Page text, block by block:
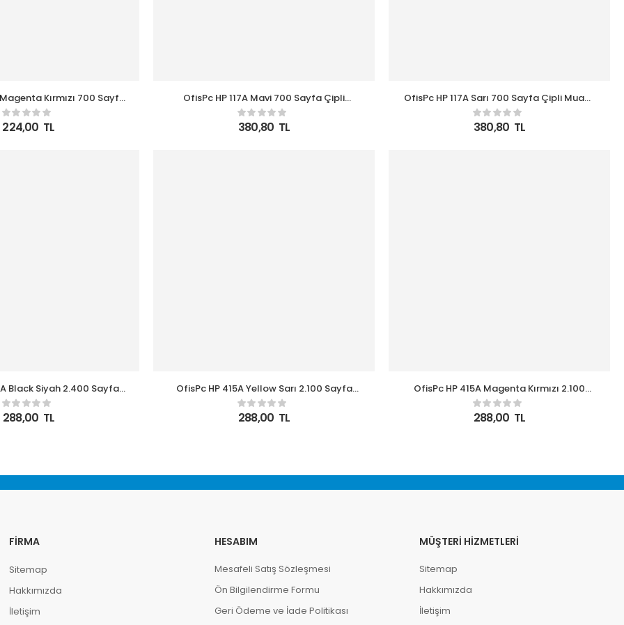
Kırmızı 700 Sayfa
Çipsiz Muadil Toner
224,00 TL
OfisPc HP 117A Mavi 700 Sayfa Çipli
Muadil Toner W2071A
380,80 TL
OfisPc HP 117A Sarı 700 Sayfa Çipli Muadil
Toner W2072A
380,80 TL
Black Siyah 2.400 Sayfa
Muadil Toner
288,00 TL
OfisPc HP 415A Yellow Sarı 2.100 Sayfa
W2032A Çipsizzz Muadil Toner
288,00 TL
OfisPc HP 415A Magenta Kırmızı 2.100
Sayfa W2033A Çipsizzz Muadil Toner
288,00 TL
FIRMA
Sitemap
Hakkımızda
İletişim
HESABIM
Mesafeli Satış Sözleşmesi
Ön Bilgilendirme Formu
Geri Ödeme ve İade Politikası
MÜŞTERI HIZMETLERI
Sitemap
Hakkımızda
İletişim